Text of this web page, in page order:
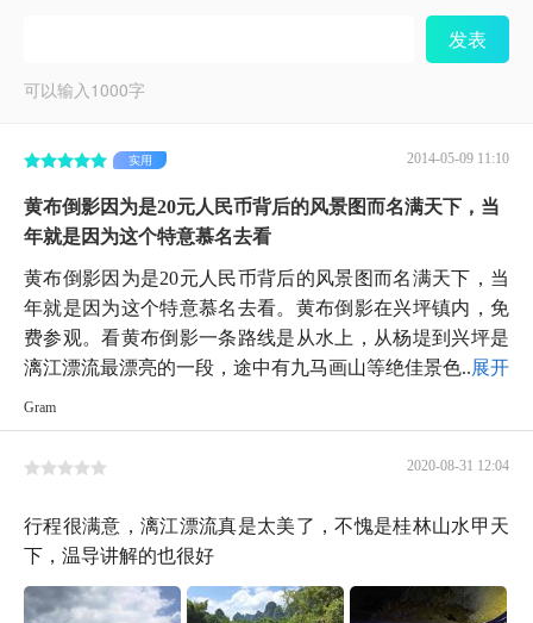
发表
可以输入1000字
2014-05-09 11:10
实用
黄布倒影因为是20元人民币背后的风景图而名满天下，当
年就是因为这个特意慕名去看
黄布倒影因为是20元人民币背后的风景图而名满天下，当
年就是因为这个特意慕名去看。黄布倒影在兴坪镇内，免
费参观。看黄布倒影一条路线是从水上，从杨堤到兴坪是
漓江漂流最漂亮的一段，途中有九马画山等绝佳景色...展开
Gram
2020-08-31 12:04
行程很满意，漓江漂流真是太美了，不愧是桂林山水甲天
下，温导讲解的也很好